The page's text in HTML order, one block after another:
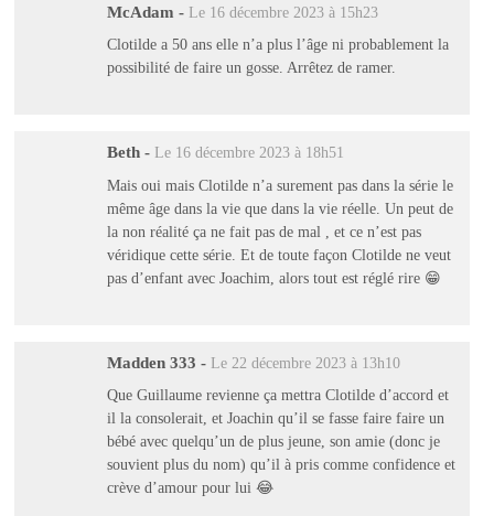
McAdam - Le 16 décembre 2023 à 15h23
Clotilde a 50 ans elle n’a plus l’âge ni probablement la
possibilité de faire un gosse. Arrêtez de ramer.
Beth - Le 16 décembre 2023 à 18h51
Mais oui mais Clotilde n’a surement pas dans la série le
même âge dans la vie que dans la vie réelle. Un peut de
la non réalité ça ne fait pas de mal , et ce n’est pas
véridique cette série. Et de toute façon Clotilde ne veut
pas d’enfant avec Joachim, alors tout est réglé rire 😁
Madden 333 - Le 22 décembre 2023 à 13h10
Que Guillaume revienne ça mettra Clotilde d’accord et
il la consolerait, et Joachin qu’il se fasse faire faire un
bébé avec quelqu’un de plus jeune, son amie (donc je
souvient plus du nom) qu’il à pris comme confidence et
crève d’amour pour lui 😂